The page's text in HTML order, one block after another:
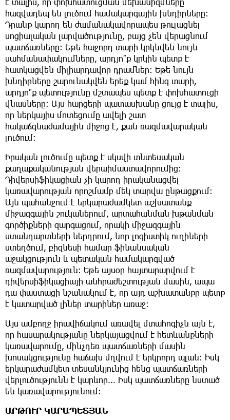
է տալիս, որ փոխհատուցման մեխանիզմները
հազվադեպ են լուծում համակարգային խնդիրները։
Դրանք կարող են ժամանակավորապես թուլացնել
սոցիալական լարվածությունը, բայց չեն վերացնում
պատճառները։ Եթե հաջորդ տարի կրկնվեն նույն
սահմանափակումները, արդյո՞ք կրկին պետք է
հատկացվեն միլիարդավոր դրամներ։ Եթե նույն
խնդիրները շարունակվեն երեք կամ հինգ տարի,
արդյո՞ք պետությունը մշտապես պետք է փոխհատուցի
վնասները։ Այս հարցերի պատասխանը ցույց է տալիս,
որ ներկայիս մոտեցումը ավելի շատ
հակաճգնաժամային միջոց է, քան ռազմավարական
լուծում։
Իրական լուծումը պետք է սկսվի տնտեսական
քաղաքականության վերաիմաստավորումից։
Դիվերսիֆիկացիան չի կարող իրականացվել
կառավարության որոշմամբ մեկ տարվա ընթացքում։
Այն պահանջում է երկարաժամկետ աշխատանք
միջազգային շուկաներում, արտահանման խթանման
գործիքների զարգացում, որակի միջազգային
ստանդարտների ներդրում, նոր լոգիստիկ ուղիների
ստեղծում, բիզնեսի համար ֆինանսական
աջակցություն և պետական համակարգված
ռազմավարություն։ Եթե այսօր հայտարարվում է
դիվերսիֆիկացիայի անհրաժեշտության մասին, ապա
դա փաստացի նշանակում է, որ այդ աշխատանքը պետք
է կատարված լիներ տարիներ առաջ։
Այս ամբողջ իրավիճակում առավել մտահոգիչն այն է,
որ հասարակությանը ներկայացվում է հետևանքների
կառավարումը, մինչդեռ պատճառների մասին
խոսակցությունը հաճախ մղվում է երկրորդ պլան։ Իսկ
երկարաժամկետ տեսանկյունից հենց պատճառների
վերլուծությունն է կարևոր... Իսկ պատճառները նստած
են կառավարությունում:
ԱՐԹՈՒՐ ԿԱՐԱՊԵՏՅԱՆ